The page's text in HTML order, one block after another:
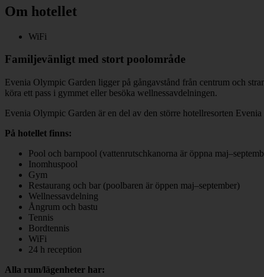
Om hotellet
WiFi
Familjevänligt med stort poolområde
Evenia Olympic Garden ligger på gångavstånd från centrum och
köra ett pass i gymmet eller besöka wellnessavdelningen.
Evenia Olympic Garden är en del av den större hotellresorten Evenia
På hotellet finns:
Pool och barnpool (vattenrutschkanorna är öppna
Inomhuspool
Gym
Restaurang och bar (poolbaren är öppen maj–september)
Wellnessavdelning
Ångrum och bastu
Tennis
Bordtennis
WiFi
24 h reception
Alla rum/lägenheter har: